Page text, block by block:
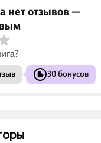
нет отзывов —
30 бонусов